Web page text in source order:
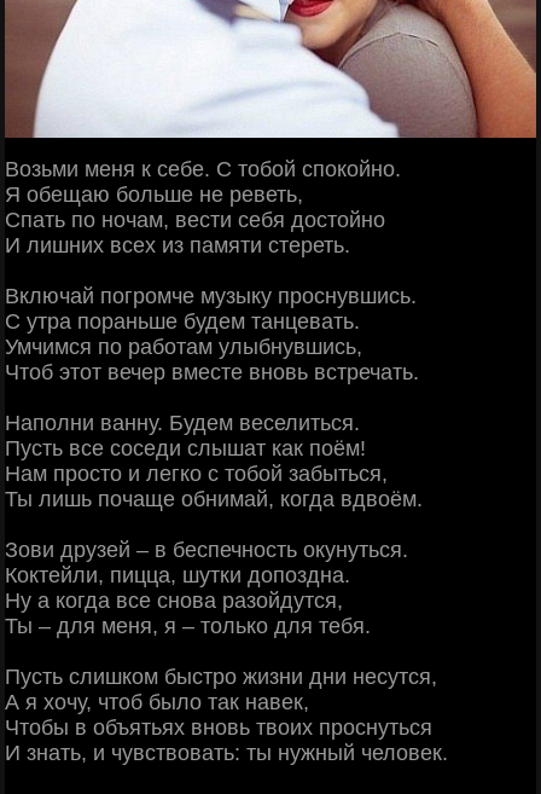
Возьми меня к себе. С тобой спокойно.
Я обещаю больше не реветь,
Спать по ночам, вести себя достойно
И лишних всех из памяти стереть.
Включай погромче музыку проснувшись.
С утра пораньше будем танцевать.
Умчимся по работам улыбнувшись,
Чтоб этот вечер вместе вновь встречать.
Наполни ванну. Будем веселиться.
Пусть все соседи слышат как поём!
Нам просто и легко с тобой забыться,
Ты лишь почаще обнимай, когда вдвоём.
Зови друзей – в беспечность окунуться.
Коктейли, пицца, шутки допоздна.
Ну а когда все снова разойдутся,
Ты – для меня, я – только для тебя.
Пусть слишком быстро жизни дни несутся,
А я хочу, чтоб было так навек,
Чтобы в объятьях вновь твоих проснуться
И знать, и чувствовать: ты нужный человек.